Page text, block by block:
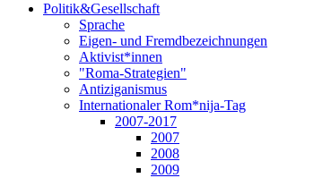
Politik&Gesellschaft
Sprache
Eigen- und Fremdbezeichnungen
Aktivist*innen
"Roma-Strategien"
Antiziganismus
Internationaler Rom*nija-Tag
2007-2017
2007
2008
2009